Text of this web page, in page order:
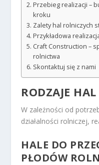
Przebieg realizacji –
kroku
Zalety hal rolniczych
Przykładowa
Craft Construction –
rolnictwa
Skontaktuj się z nami
RODZAJE
W zależności od
działalności rolniczej,
HALE DO
PŁODÓW